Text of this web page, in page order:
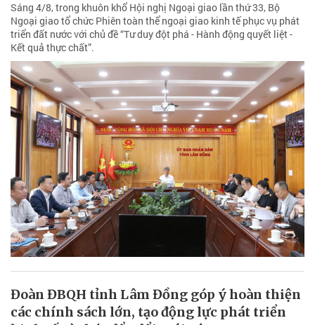
Sáng 4/8, trong khuôn khổ Hội nghị Ngoại giao lần thứ 33, Bộ
Ngoại giao tổ chức Phiên toàn thể ngoại giao kinh tế phục vụ phát
triển đất nước với chủ đề “Tư duy đột phá - Hành động quyết liệt -
Kết quả thực chất”.
Đoàn ĐBQH tỉnh Lâm Đồng góp ý hoàn thiện
các chính sách lớn, tạo động lực phát triển